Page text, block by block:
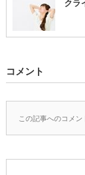
クラ
コメント
この記事へのコメン